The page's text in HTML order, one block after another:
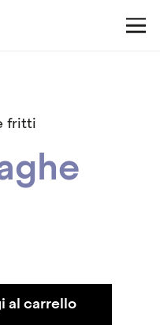
fritti
al carrello